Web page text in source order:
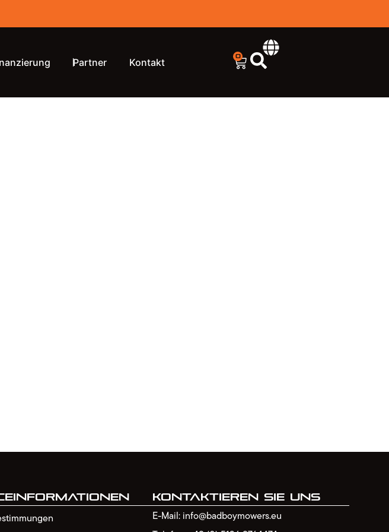
Partner Kontakt
0
Kontaktieren Sie uns
E-Mail: info@badboymowers.eu